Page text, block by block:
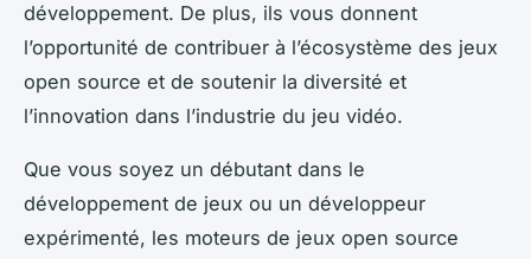
développement. De plus, ils vous donnent
l’opportunité de contribuer à l’écosystème des jeux
open source et de soutenir la diversité et
l’innovation dans l’industrie du jeu vidéo.
Que vous soyez un débutant dans le
développement de jeux ou un développeur
expérimenté, les moteurs de jeux open source